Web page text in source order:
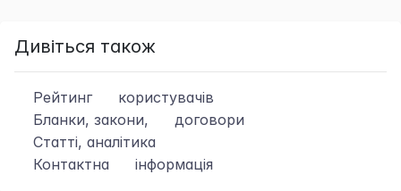
Дивіться також
Рейтинг
користувачів
Бланки, закони,
договори
Статті, аналітика
Контактна
інформація